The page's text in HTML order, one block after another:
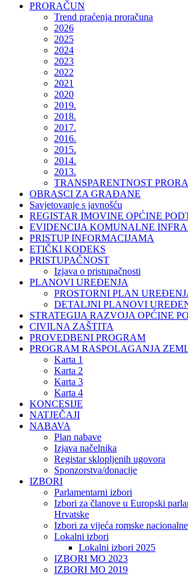
PRORAČUN
Trend praćenja proračuna
2026
2025
2024
2023
2022
2021
2020
2019.
2018.
2017.
2016.
2015.
2014.
2013.
TRANSPARENTNOST
OBRASCI ZA GRAĐANE
Savjetovanje s javnošću
REGISTAR IMOVINE OPĆINE
EVIDENCIJA KOMUNALNE
PRISTUP INFORMACIJAMA
ETIČKI KODEKS
PRISTUPAČNOST
Izjava o pristupačnosti
PLANOVI UREĐENJA
PROSTORNI PLAN
DETALJNI PLANOVI
STRATEGIJA RAZVOJA OPĆINE
CIVILNA ZAŠTITA
PROVEDBENI PROGRAM
PROGRAM RASPOLAGANJA
Karta 1
Karta 2
Karta 3
Karta 4
KONCESIJE
NATJEČAJI
NABAVA
Plan nabave
Izjava načelnika
Registar sklopljenih ugovora
Sponzorstva/donacije
IZBORI
Parlamentarni izbori
Izbori za članove u Europski
Hrvatske
Izbori za vijeća romske
Lokalni izbori
Lokalni izbori 2025
IZBORI MO 2023
IZBORI MO 2019